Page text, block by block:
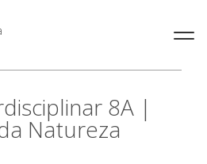
8A |
Natureza